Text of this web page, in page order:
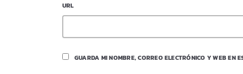
URL
GUARDA MI NOMBRE, CORREO ELECTRÓNICO Y WEB EN